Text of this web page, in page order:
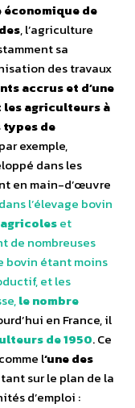
économique de
, l’agriculture
sa
des travaux
accrus et d’une
agriculteurs à
types de
exemple,
dans les
en main-d’œuvre
l’élevage bovin
et
de nombreuses
bovin étant moins
et les
le nombre
en France, il
de 1950. Ce
l‘une des
sur le plan de la
d’emploi :